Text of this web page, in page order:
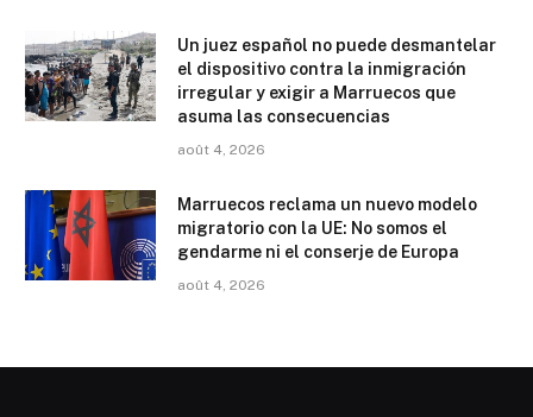
Un juez español no puede desmantelar
el dispositivo contra la inmigración
irregular y exigir a Marruecos que
asuma las consecuencias
août 4, 2026
Marruecos reclama un nuevo modelo
migratorio con la UE: No somos el
gendarme ni el conserje de Europa
août 4, 2026